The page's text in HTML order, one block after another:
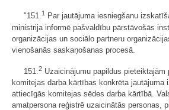
"151.1
Par jautājuma iesniegšanu
ministrija informē pašvaldību pārstāvošās
organizācijas un sociālo partneru
vienošanās saskaņošanas procesā.
151. 2 Uzaicinājumu papildus pieteiktajām
komitejas darba kārtības konkrēta jautājuma
attiecīgās komitejas sēdes darba kārtībā.
amatpersona reģistrē uzaicinātās personas,